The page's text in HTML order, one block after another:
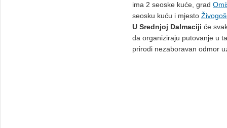
ima 2 seoske kuće, grad
seosku kuću i mjesto
U Srednjoj Dalmaciji će
da organiziraju putovanje u
prirodi nezaboravan odmor